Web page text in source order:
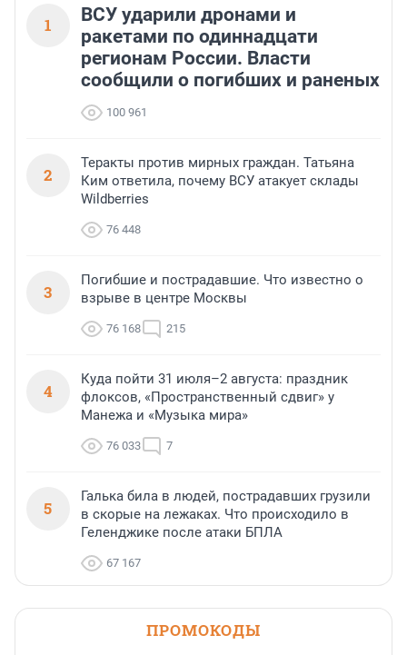
1
ВСУ ударили дронами и
ракетами по одиннадцати
регионам России. Власти
сообщили о погибших и раненых
100 961
2
Теракты против мирных граждан. Татьяна
Ким ответила, почему ВСУ атакует склады
Wildberries
76 448
3
Погибшие и пострадавшие. Что известно о
взрыве в центре Москвы
76 168 215
4
Куда пойти 31 июля–2 августа: праздник
флоксов, «Пространственный сдвиг» у
Манежа и «Музыка мира»
76 033 7
5
Галька била в людей, пострадавших грузили
в скорые на лежаках. Что происходило в
Геленджике после атаки БПЛА
67 167
ПРОМОКОДЫ